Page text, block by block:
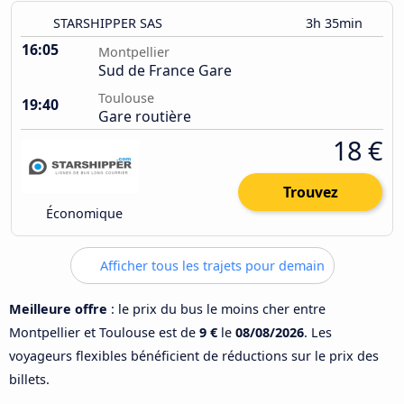
STARSHIPPER SAS 3h 35min
16:05 Montpellier
Sud de France Gare
19:40
Toulouse
Gare routière
Économique
18 €
Trouvez
Afficher tous les trajets pour demain
Meilleure offre : le prix du bus le moins cher entre
Montpellier et Toulouse est de 9 € le 08/08/2026. Les
voyageurs flexibles bénéficient de réductions sur le prix des
billets.